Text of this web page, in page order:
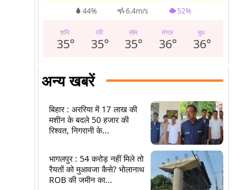
44% 6.4m/s 52%
शनि
35°
रवि
35°
सोम
35°
मंगल
36°
बुध
36°
अन्य खबरें
बिहार : अररिया में 17 लाख की
मशीन के बदले 50 हजार की
रिश्वत, निगरानी के...
भागलपुर : 54 करोड़ नहीं मिले तो
रैयतों को मुआवजा कैसे? भोलानाथ
ROB की जमीन का...